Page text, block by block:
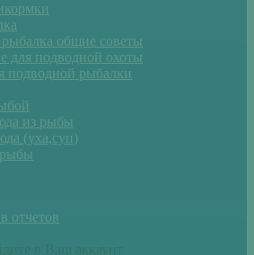
общие советы
для подводной охоты
подводной рыбалки
из рыбы
(уха,суп)
отчетов
в Ваш аккаунт